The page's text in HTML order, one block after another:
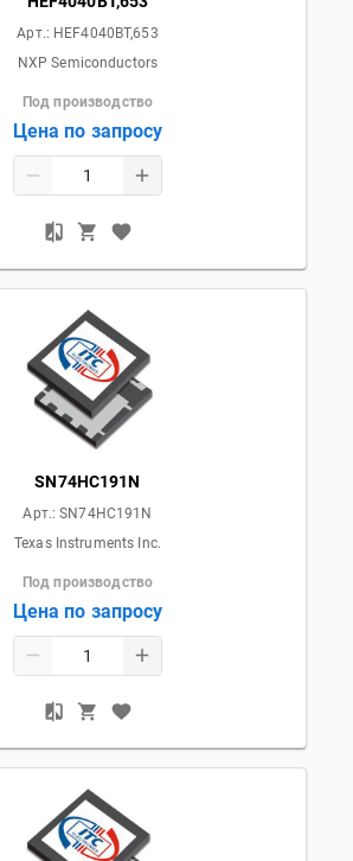
Арт.: HEF4040BT,653
NXP Semiconductors
Под производство
Цена по запросу
SN74HC191N
Арт.:SN74HC191N
Texas Instruments Inc.
Под производство
Цена по запросу